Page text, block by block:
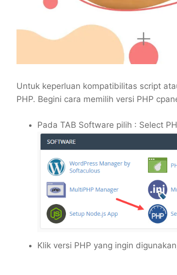
Untuk keperluan kompatibilitas script
PHP. Begini cara memilih versi PHP
Pada TAB Software pilih : Select
Klik versi PHP yang ingin